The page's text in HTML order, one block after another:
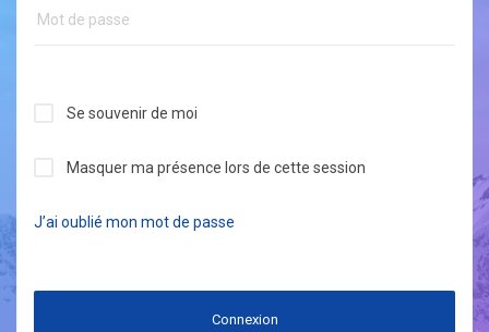
Se souvenir de moi
Masquer ma présence lors de cette session
J’ai oublié mon mot de passe
Connexion